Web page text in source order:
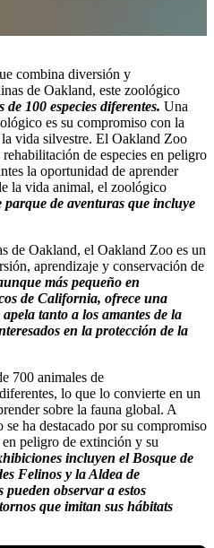
combina diversión y
de Oakland, este zoológico
de 100 especies diferentes. Una
es su compromiso con la
vida silvestre. El Oakland Zoo
de especies en peligro
la oportunidad de aprender
la vida animal, el zoológico
de aventuras que incluye
de Oakland, el Oakland Zoo es un
aprendizaje y conservación de
más pequeño en
de California, ofrece una
tanto a los amantes de la
en la protección de la
700 animales de
lo que lo convierte en un
sobre la fauna global. A
ha destacado por su compromiso
peligro de extinción y su
incluyen el Bosque de
Felinos y la Aldea de
pueden observar a estos
que imitan sus hábitats